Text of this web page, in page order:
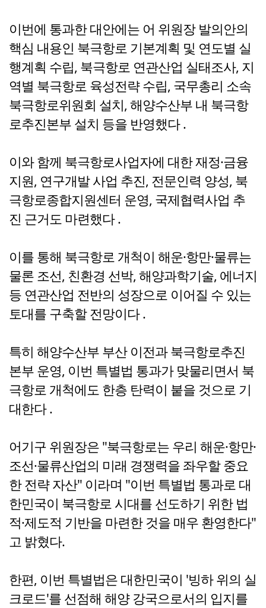
이번에 통과한 대안에는 어 위원장 발의안의
핵심 내용인 북극항로 기본계획 및 연도별 실
행계획 수립, 북극항로 연관산업 실태조사, 지
역별 북극항로 육성전략 수립, 국무총리 소속
북극항로위원회 설치, 해양수산부 내 북극항
로추진본부 설치 등을 반영했다 .
이와 함께 북극항로사업자에 대한 재정·금융
지원, 연구개발 사업 추진, 전문인력 양성, 북
극항로종합지원센터 운영, 국제협력사업 추
진 근거도 마련했다 .
이를 통해 북극항로 개척이 해운·항만·물류는
물론 조선, 친환경 선박, 해양과학기술, 에너지
등 연관산업 전반의 성장으로 이어질 수 있는
토대를 구축할 전망이다 .
특히 해양수산부 부산 이전과 북극항로추진
본부 운영, 이번 특별법 통과가 맞물리면서 북
극항로 개척에도 한층 탄력이 붙을 것으로 기
대한다 .
어기구 위원장은 "북극항로는 우리 해운·항만·
조선·물류산업의 미래 경쟁력을 좌우할 중요
한 전략 자산" 이라며 "이번 특별법 통과로 대
한민국이 북극항로 시대를 선도하기 위한 법
적·제도적 기반을 마련한 것을 매우 환영한다"
고 밝혔다.
한편, 이번 특별법은 대한민국이 '빙하 위의 실
크로드'를 선점해 해양 강국으로서의 입지를